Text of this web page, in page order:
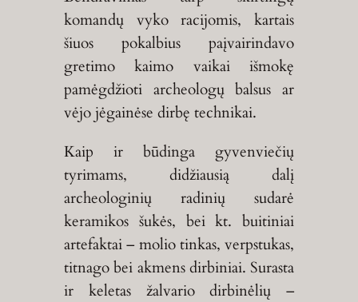
komandų vyko racijomis, kartais
šiuos pokalbius paįvairindavo
gretimo kaimo vaikai išmokę
pamėgdžioti archeologų balsus ar
vėjo jėgainėse dirbę technikai.
Kaip ir būdinga gyvenviečių
tyrimams, didžiausią dalį
archeologinių radinių sudarė
keramikos šukės, bei kt. buitiniai
artefaktai – molio tinkas, verpstukas,
titnago bei akmens dirbiniai. Surasta
ir keletas žalvario dirbinėlių –